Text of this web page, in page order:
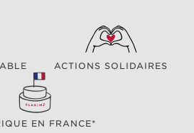
ACTIONS SOLIDAIRES
EN FRANCE*